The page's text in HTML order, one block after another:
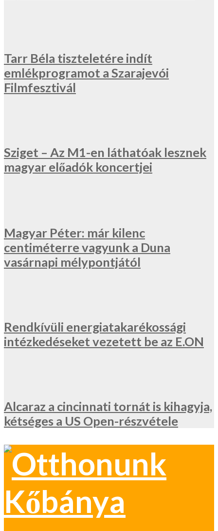
Tarr Béla tiszteletére indít
emlékprogramot a Szarajevói
Filmfesztivál
Sziget – Az M1-en láthatóak lesznek
magyar előadók koncertjei
Magyar Péter: már kilenc
centiméterre vagyunk a Duna
vasárnapi mélypontjától
Rendkívüli energiatakarékossági
intézkedéseket vezetett be az E.ON
Alcaraz a cincinnati tornát is kihagyja,
kétséges a US Open-részvétele